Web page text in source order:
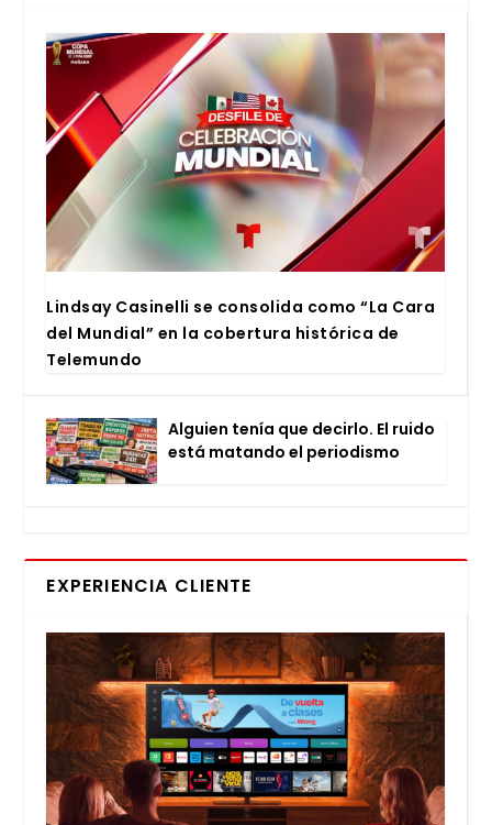
Lind­say Casi­ne­lli se con­so­li­da como “La Cara
del Mun­dial” en la cober­tu­ra his­tó­ri­ca de
Tele­mun­do
Alguien tenía que decir­lo. El rui­do
está matan­do el perio­dis­mo
EXPERIENCIA CLIENTE